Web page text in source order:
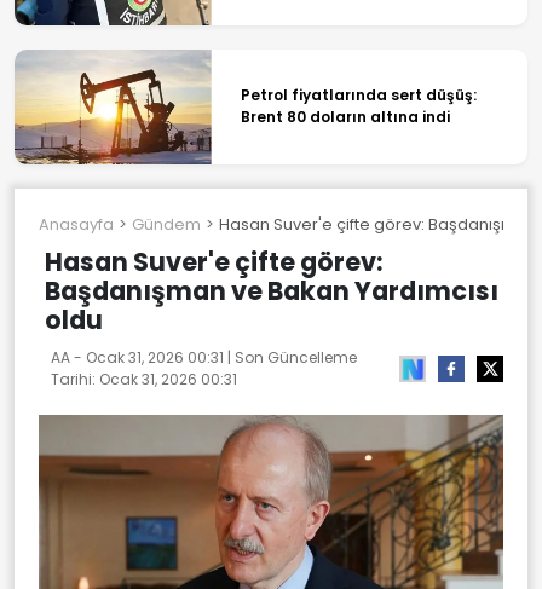
Petrol fiyatlarında sert düşüş:
Brent 80 doların altına indi
Anasayfa Gündem Hasan Suver'e çifte görev: Başdanışman
Hasan Suver'e çifte görev:
Başdanışman ve Bakan Yardımcısı
oldu
AA - Ocak 31, 2026 00:31 | Son Güncelleme
Tarihi: Ocak 31, 2026 00:31